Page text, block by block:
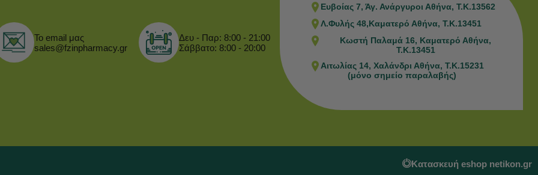
Το email μας
sales@fzinpharmacy.gr
Δευ - Παρ: 8:00 - 21:00
Σάββατο: 8:00 - 20:00
Ευβοίας 7, Άγ. Ανάργυροι Αθήνα, Τ.Κ.13562
Λ.Φυλής 48,Καματερό Αθήνα, Τ.Κ.13451
Κωστή Παλαμά 16, Καματερό Αθήνα,
Τ.Κ.13451
Αιτωλίας 14, Χαλάνδρι Αθήνα, Τ.Κ.15231
(μόνο σημείο παραλαβής)
Κατασκευή eshop netikon.gr